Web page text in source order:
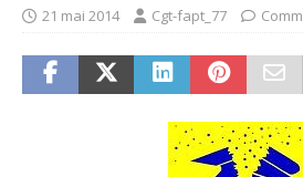
21 mai 2014 Cgt-fapt_77